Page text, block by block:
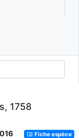
1758
Fiche espèce